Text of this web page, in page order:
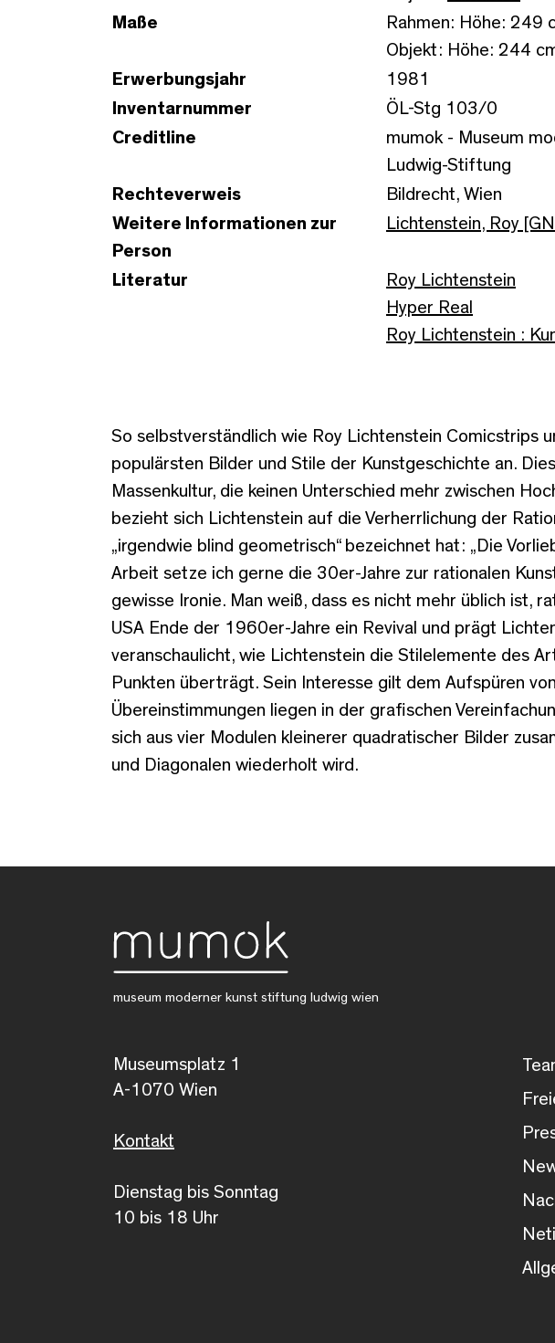
Maße
Rahmen: Höhe: 249
Objekt: Höhe: 244
Erwerbungsjahr
1981
Inventarnummer
ÖL-Stg 103/0
Creditline
mumok - Museum
Ludwig-Stiftung
Rechteverweis
Bildrecht, Wien
Weitere Informationen zur
Person
Lichtenstein, Roy
Literatur
Roy Lichtenstein
Hyper Real
Roy Lichtenstein :
So selbstverständlich wie Roy Lichtenstein Comicstrips
populärsten Bilder und Stile der Kunstgeschichte an.
Massenkultur, die keinen Unterschied mehr zwischen
bezieht sich Lichtenstein auf die Verherrlichung der
„irgendwie blind geometrisch“ bezeichnet hat: „Die
Arbeit setze ich gerne die 30er-Jahre zur rationalen
gewisse Ironie. Man weiß, dass es nicht mehr üblich ist,
USA Ende der 1960er-Jahre ein Revival und prägt
veranschaulicht, wie Lichtenstein die Stilelemente des
Punkten überträgt. Sein Interesse gilt dem Aufspüren
Übereinstimmungen liegen in der grafischen
sich aus vier Modulen kleinerer quadratischer Bilder
und Diagonalen wiederholt wird.
museum moderner kunst stiftung ludwig wien
Museumsplatz 1
A-1070 Wien
Kontakt
Dienstag bis Sonntag
10 bis 18 Uhr